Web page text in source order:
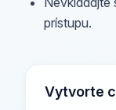
prístupu.
Vytvorte